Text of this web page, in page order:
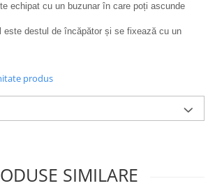
echipat cu un buzunar în care poți ascunde
este destul de încăpător și se fixează cu un
produs
SIMILARE